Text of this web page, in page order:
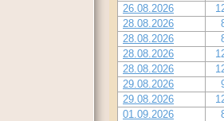
26.08.2026
28.08.2026
28.08.2026
28.08.2026
28.08.2026
29.08.2026
29.08.2026
01.09.2026